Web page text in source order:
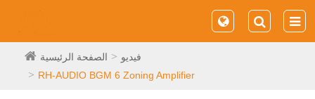
الصفحة الرئيسية
فيديو
RH-AUDIO BGM 6 Zoning Amplifier